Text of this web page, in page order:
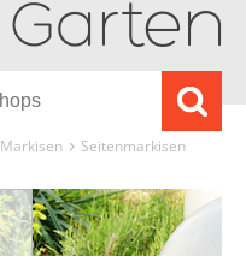
Markisen Seitenmarkisen